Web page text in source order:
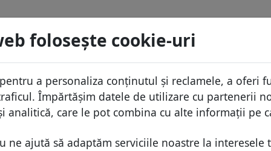
foloseşte cookie-uri
a personaliza conținutul și reclamele, a oferi
Împărtășim datele de utilizare cu partenerii
analitică, care le pot combina cu alte informații pe
ne ajută să adaptăm serviciile noastre la interesele
domeniilor
Domenii africane
Domenii asiatice
Domenii europene
de preţuri
Caută
Protecţia ID
Gazduire DNS
WHOIS
Blog
De
.latino Caută